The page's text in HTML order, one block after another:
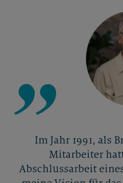
Im Jahr 1991, als
Mitarbeiter
Abschlussarbeit